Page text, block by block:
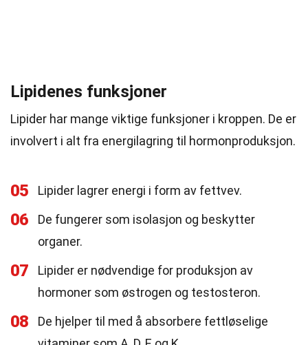
Lipidenes funksjoner
Lipider har mange viktige funksjoner i kroppen. De er
involvert i alt fra energilagring til hormonproduksjon.
05 Lipider lagrer energi i form av fettvev.
06
De fungerer som isolasjon og beskytter
organer.
07
Lipider er nødvendige for produksjon av
hormoner som østrogen og testosteron.
08
De hjelper til med å absorbere fettløselige